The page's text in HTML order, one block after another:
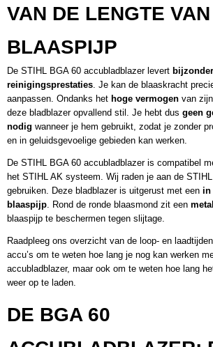
VAN DE LENGTE
BLAASPIJP
De STIHL BGA 60 accubladblazer levert
reinigingsprestaties. Je kan de blaaskracht
aanpassen. Ondanks het hoge vermogen van
deze bladblazer opvallend stil. Je hebt dus geen
nodig wanneer je hem gebruikt, zodat je zonder
en in geluidsgevoelige gebieden kan werken.
De STIHL BGA 60 accubladblazer is compatibel
het STIHL AK systeem. Wij raden je aan de
gebruiken. Deze bladblazer is uitgerust met een in
blaaspijp. Rond de ronde blaasmond zit een
blaaspijp te beschermen tegen slijtage.
Raadpleeg ons overzicht van de loop- en
accu’s om te weten hoe lang je nog kan werken
accubladblazer, maar ook om te weten hoe lang
weer op te laden.
DE BGA 60